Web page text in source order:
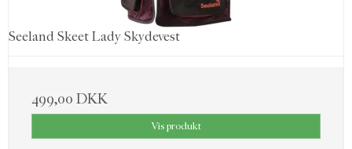
Seeland Skeet Lady Skydevest
499,00 DKK
Vis produkt